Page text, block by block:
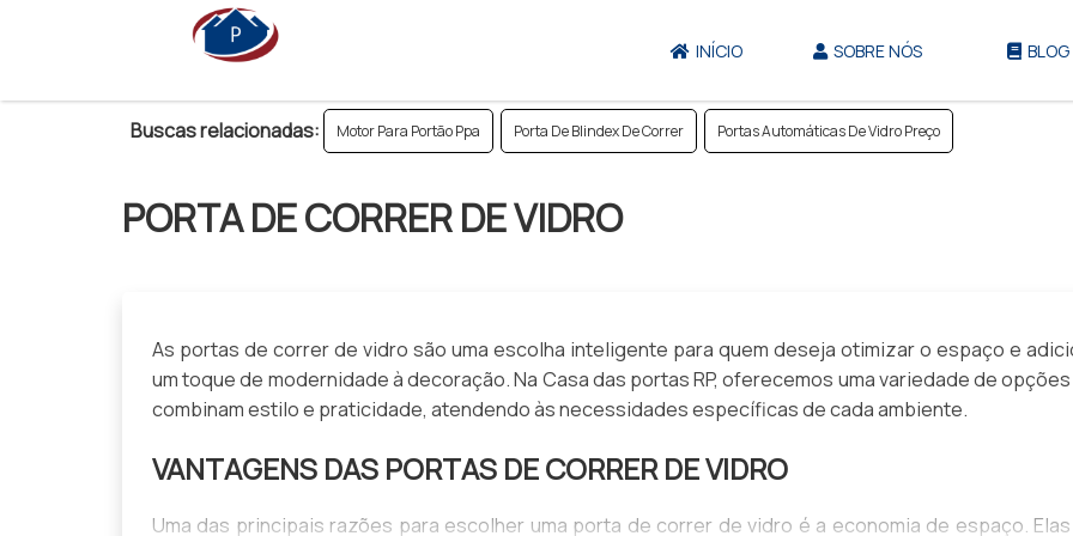
INÍCIO SOBRE NÓS BLOG
Buscas relacionadas: Motor Para Portão Ppa Porta De Blindex De Correr Portas Automáticas De Vidro Preço
PORTA DE CORRER DE VIDRO
As portas de correr de vidro são uma escolha inteligente para quem deseja otimizar o espaço e
um toque de modernidade à decoração. Na Casa das portas RP, oferecemos uma variedade de
combinam estilo e praticidade, atendendo às necessidades específicas de cada ambiente.
VANTAGENS DAS PORTAS DE CORRER DE VIDRO
Uma das principais razões para escolher uma porta de correr de vidro é a economia de espaço.